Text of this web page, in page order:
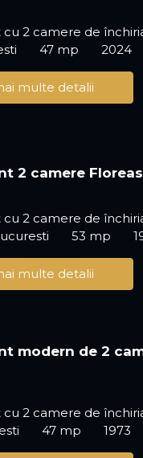
2 camere de
47 mp 2024
multe detalii
2 camere
2 camere de
53 mp
multe detalii
modern de 2
2 camere de
47 mp 1973